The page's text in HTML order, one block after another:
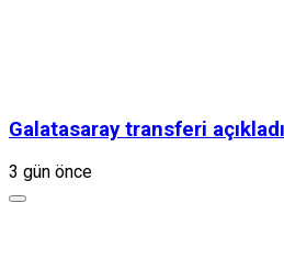
Galatasaray transferi açıkladı
3 gün önce